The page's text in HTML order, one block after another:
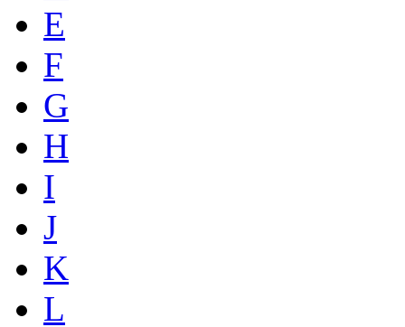
E
F
G
H
I
J
K
L